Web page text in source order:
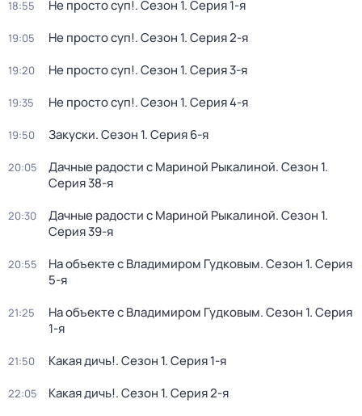
18:55 Не просто суп!. Сезон 1. Серия 1-я
19:05 Не просто суп!. Сезон 1. Серия 2-я
19:20 Не просто суп!. Сезон 1. Серия 3-я
19:35 Не просто суп!. Сезон 1. Серия 4-я
19:50 Закуски. Сезон 1. Серия 6-я
20:05 Дачные радости с Мариной Рыкалиной. Сезон 1.
Серия 38-я
20:30 Дачные радости с Мариной Рыкалиной. Сезон 1.
Серия 39-я
20:55 На объекте с Владимиром Гудковым. Сезон 1. Серия
5-я
21:25 На объекте с Владимиром Гудковым. Сезон 1. Серия
1-я
21:50 Какая дичь!. Сезон 1. Серия 1-я
22:05 Какая дичь!. Сезон 1. Серия 2-я